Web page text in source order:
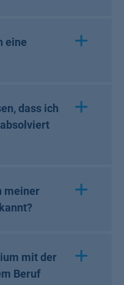
eine
dass ich
meiner
mit der
Beruf